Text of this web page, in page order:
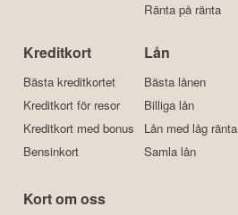
Ränta på ränta
Kreditkort
Bästa kreditkortet
Kreditkort för resor
Kreditkort med bonus
Bensinkort
Lån
Bästa lånen
Billiga lån
Lån med låg ränta
Samla lån
Kort om oss